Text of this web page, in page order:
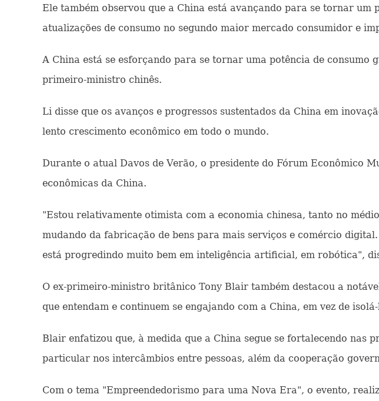
Ele também observou que a China está avançando para se tornar
atualizações de consumo no segundo maior mercado consumidor e
A China está se esforçando para se tornar uma potência de
primeiro-ministro chinês.
Li disse que os avanços e progressos sustentados da China em
lento crescimento econômico em todo o mundo.
Durante o atual Davos de Verão, o presidente do Fórum Econômico
econômicas da China.
"Estou relativamente otimista com a economia chinesa, tanto no
mudando da fabricação de bens para mais serviços e comércio
está progredindo muito bem em inteligência artificial, em robótica",
O ex-primeiro-ministro britânico Tony Blair também destacou a
que entendam e continuem se engajando com a China, em vez de
Blair enfatizou que, à medida que a China segue se fortalecendo
particular nos intercâmbios entre pessoas, além da cooperação
Com o tema "Empreendedorismo para uma Nova Era", o evento,